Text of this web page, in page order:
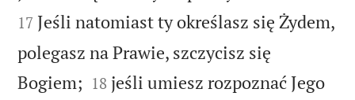
17 Jeśli natomiast ty określasz się Żydem,
polegasz na Prawie, szczycisz się
Bogiem; 

18 jeśli umiesz rozpoznać Jego